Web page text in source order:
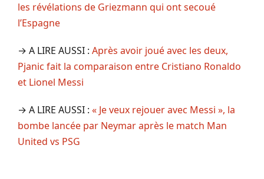
les révélations de Griezmann qui ont secoué
l’Espagne
→ A LIRE AUSSI : Après avoir joué avec les deux,
Pjanic fait la comparaison entre Cristiano Ronaldo
et Lionel Messi
→ A LIRE AUSSI : « Je veux rejouer avec Messi », la
bombe lancée par Neymar après le match Man
United vs PSG